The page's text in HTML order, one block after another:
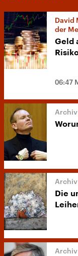
David
der
Geld
06:47
Die